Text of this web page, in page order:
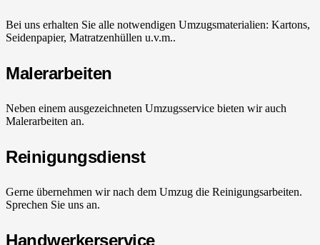
Bei uns erhalten Sie alle notwendigen Umzugsmaterialien: Kartons,
Seidenpapier, Matratzenhüllen u.v.m..
Malerarbeiten
Neben einem ausgezeichneten Umzugsservice bieten wir auch
Malerarbeiten an.
Reinigungsdienst
Gerne übernehmen wir nach dem Umzug die Reinigungsarbeiten.
Sprechen Sie uns an.
Handwerkerservice